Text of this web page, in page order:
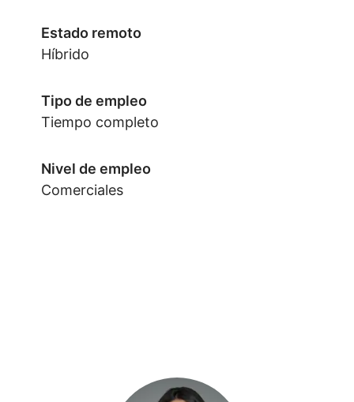
Estado remoto
Híbrido
Tipo de empleo
Tiempo completo
Nivel de empleo
Comerciales